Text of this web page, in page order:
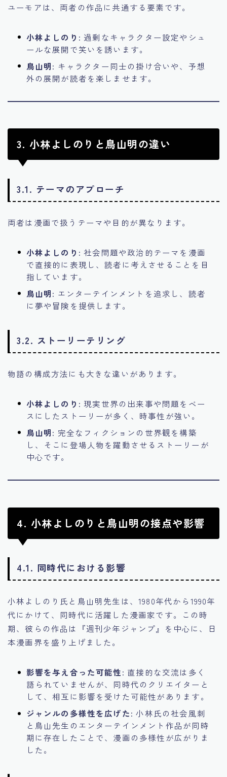
ユーモアは、両者の作品に共通する要素です。
小林よしのり: 過剰なキャラクター設定やシュ
ールな展開で笑いを誘います。
鳥山明: キャラクター同士の掛け合いや、予想
外の展開が読者を楽しませます。
3. 小林よしのりと鳥山明の違い
3.1. テーマのアプローチ
両者は漫画で扱うテーマや目的が異なります。
小林よしのり: 社会問題や政治的テーマを漫画
で直接的に表現し、読者に考えさせることを目
指しています。
鳥山明: エンターテインメントを追求し、読者
に夢や冒険を提供します。
3.2. ストーリーテリング
物語の構成方法にも大きな違いがあります。
小林よしのり: 現実世界の出来事や問題をベー
スにしたストーリーが多く、時事性が強い。
鳥山明: 完全なフィクションの世界観を構築
し、そこに登場人物を躍動させるストーリーが
中心です。
4. 小林よしのりと鳥山明の接点や影響
4.1. 同時代における影響
小林よしのり氏と鳥山明先生は、1980年代から1990年
代にかけて、同時代に活躍した漫画家です。この時
期、彼らの作品は『週刊少年ジャンプ』を中心に、日
本漫画界を盛り上げました。
影響を与え合った可能性: 直接的な交流は多く
語られていませんが、同時代のクリエイターと
して、相互に影響を受けた可能性があります。
ジャンルの多様性を広げた: 小林氏の社会風刺
と鳥山先生のエンターテインメント作品が同時
期に存在したことで、漫画の多様性が広がりま
した。